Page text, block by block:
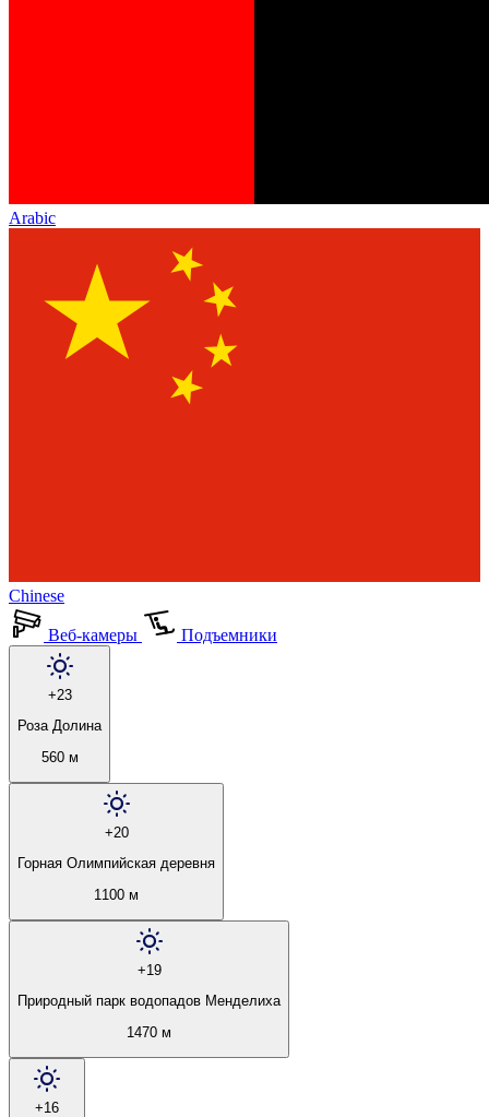
Arabic
Chinese
Веб-камеры Подъемники
+23
Роза Долина
560 м
+20
Горная Олимпийская деревня
1100 м
+19
Природный парк водопадов Менделиха
1470 м
+16